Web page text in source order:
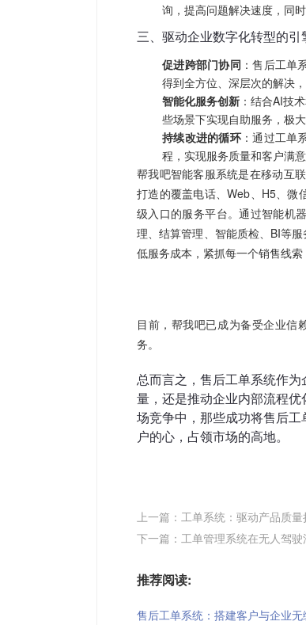
询，提高问题解决速度，同
三、驱动企业数字化转型的引
促进跨部门协同 ：售后工单
得到全方位、深层次的解决
智能化服务创新 ：结合AI技
些场景下实现自助服务，极
持续改进的循环 ：通过工单
程，实现服务质量和客户满
帮我吧智能客服系统是在移动互
打造的覆盖电话、Web、H5、微
级入口的服务平台。通过智能机
理、结算管理、智能质检、BI等
低服务成本，紧抓每一个销售线
目前，帮我吧已成为备受企业信
务。
总而言之，售后工单系统作
量，还是推动企业内部流程
场竞争中，那些成功将售后
户的心，占领市场的高地。
上一篇：工单系统：驱动产品质
下一篇：工单管理系统在无人驾
推荐阅读:
售后工单系统：搭建客户与企业